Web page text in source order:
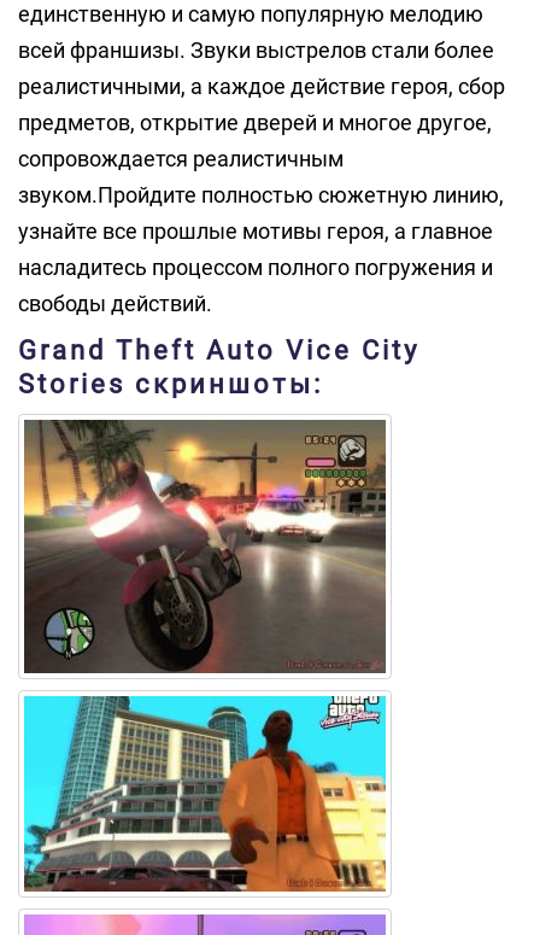
единственную и самую популярную мелодию
всей франшизы. Звуки выстрелов стали более
реалистичными, а каждое действие героя, сбор
предметов, открытие дверей и многое другое,
сопровождается реалистичным
звуком.Пройдите полностью сюжетную линию,
узнайте все прошлые мотивы героя, а главное
насладитесь процессом полного погружения и
свободы действий.
Grand Theft Auto Vice City
Stories скриншоты: